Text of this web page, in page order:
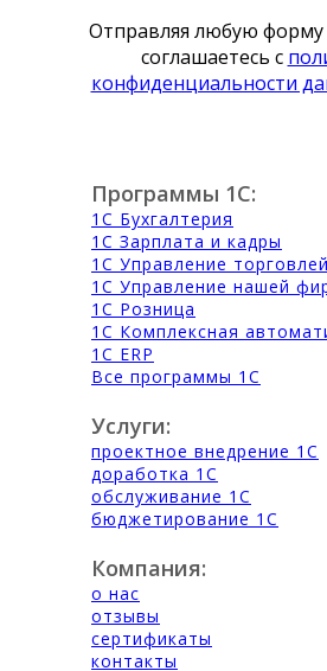
Отправляя любую форму
соглашаетесь с
конфиденциальности
Программы 1С:
1С Бухгалтерия
1С Зарплата и кадры
1С Управление торговлей
1С Управление нашей
1С Розница
1С Комплексная
1С ERP
Все программы 1С
Услуги:
проектное внедрение 1С
доработка 1С
обслуживание 1С
бюджетирование 1С
Компания:
о нас
отзывы
сертификаты
контакты